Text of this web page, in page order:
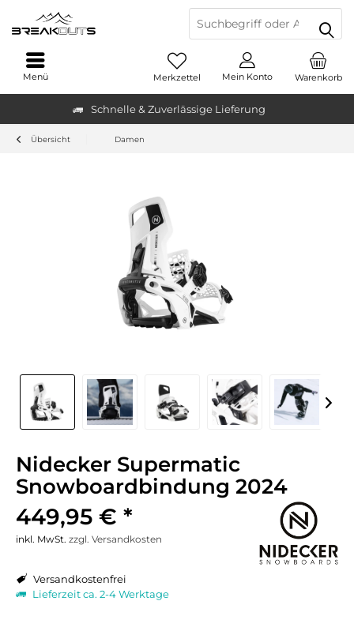
Schnelle & Zuverlässige Lieferung
Warenkorb
Merkzettel Mein Konto
Menü
Übersicht Damen
Nidecker Supermatic
Snowboardbindung 2024
449,95 € *
inkl. MwSt. zzgl. Versandkosten
Versandkostenfrei
Lieferzeit ca. 2-4 Werktage